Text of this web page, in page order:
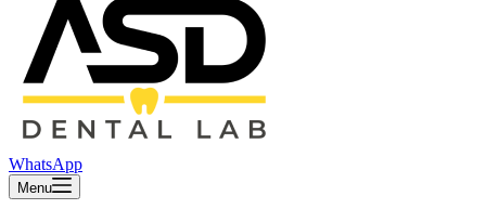
WhatsApp
Menu